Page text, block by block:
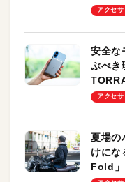
のモバ
アクセサ
安全な
ぶべき
ーも
アクセサ
夏場の
けに
Fold」